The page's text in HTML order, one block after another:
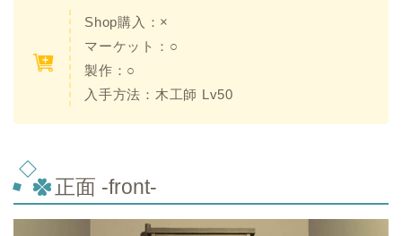
Shop購入： ×
マーケット：○
製作：○
入手方法： 木工師 Lv50
正面 -front-